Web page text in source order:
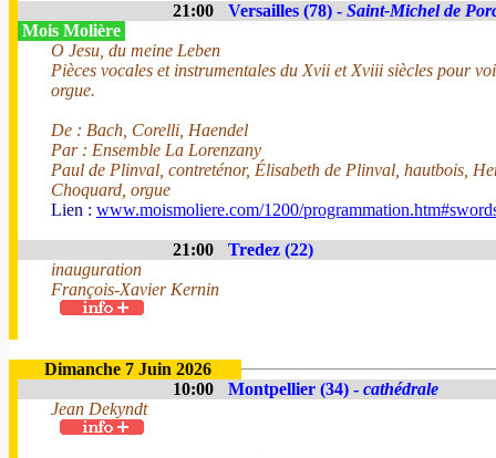
21:00 Versailles (78) - Saint-Michel de
Mois Molière
O Jesu, du meine Leben
Pièces vocales et instrumentales du Xvii et Xviii siècles pour
orgue.
De : Bach, Corelli, Haendel
Par : Ensemble La Lorenzany
Paul de Plinval, contreténor, Élisabeth de Plinval, hautbois,
Choquard, orgue
Lien : www.moismoliere.com/1200/
21:00
Tredez (22)
inauguration
François-Xavier Kernin
Dimanche 7 Juin 2026
10:00
Montpellier (34) - cathédrale
Jean Dekyndt